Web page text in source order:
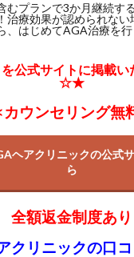
むプランで3か月継続す
治療効果が認められな
、はじめてAGA治療を
公式サイトに掲載い
☆★
カウンセリング無
ヘアクリニックの公式
ら
全額返金制度あり
クリニックの口